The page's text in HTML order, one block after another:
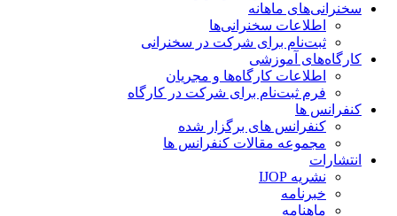
سخنرانی‌های ماهانه
اطلاعات سخنرانی‌‌ها
ثبت‌نام برای شرکت در سخنرانی
کارگاه‌های آموزشی
اطلاعات کارگاه‌ها و مجریان
فرم ثبت‌نام برای شرکت در کارگاه
کنفرانس ها
کنفرانس های برگزار شده
مجموعه مقالات کنفرانس ها
انتشارات
نشریه IJOP
خبرنامه
ماهنامه